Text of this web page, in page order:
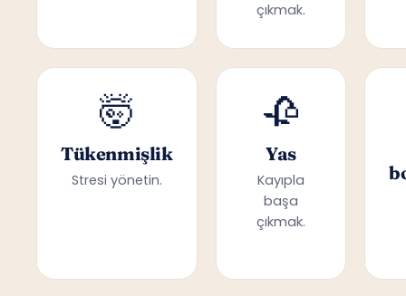
çıkmak.
🤯
Tükenmişlik
Stresi yönetin.
🥀
Yas
Kayıpla
başa
çıkmak.